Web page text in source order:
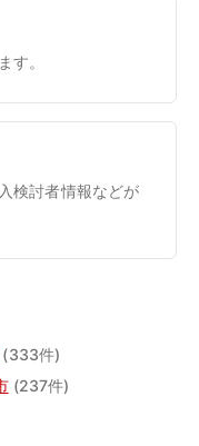
す。
検討者情報などが
(333件)
(237件)